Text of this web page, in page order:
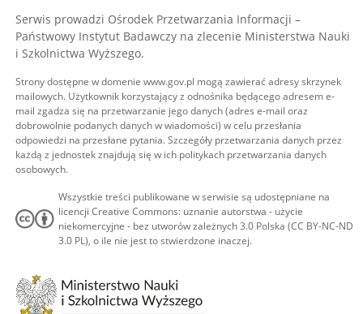
Serwis prowadzi Ośrodek Przetwarzania Informacji –
Państwowy Instytut Badawczy na zlecenie Ministerstwa Nauki
i Szkolnictwa Wyższego.
Strony dostępne w domenie www.gov.pl mogą zawierać adresy skrzynek
mailowych. Użytkownik korzystający z odnośnika będącego adresem e-
mail zgadza się na przetwarzanie jego danych (adres e-mail oraz
dobrowolnie podanych danych w wiadomości) w celu przesłania
odpowiedzi na przesłane pytania. Szczegóły przetwarzania danych przez
każdą z jednostek znajdują się w ich politykach przetwarzania danych
osobowych.
Wszystkie treści publikowane w serwisie są udostępniane na
licencji Creative Commons: uznanie autorstwa - użycie
niekomercyjne - bez utworów zależnych 3.0 Polska (CC BY-NC-ND
3.0 PL), o ile nie jest to stwierdzone inaczej.